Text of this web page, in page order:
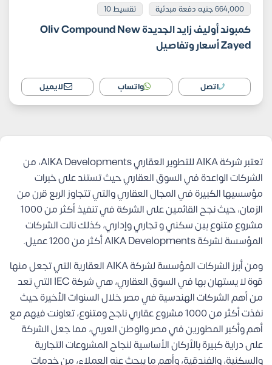
664,000 جنيه دفعة مبدئية تقسيط 10
كمبوند أوليف زايد الجديدة Oliv Compound New
Zayed أسعار وتفاصيل
اتصل واتساب الايميل
تعتبر شركة AIKA للتطوير العقاري AIKA Developments، من
الشركات الواعدة في السوق العقاري حيث تستند على خبرات
مؤسسيها الكبيرة في المجال العقاري والتي تتجاوز الربع قرن من
الزمان، حيث نجح القائمين على الشركة في تنفيذ أكثر من 1000
مشروع متنوع بين سكني و تجاري وإداري، كذلك نالت الشركات
المؤسسة لشركة AIKA Developments أكثر من 1200 عميل.
ومن أبرز الشركات المؤسسة لشركة AIKA العقارية التي تجعل منها
قوة لا يستهان بها في السوق العقاري، هي شركة IEC التي تعد
من أهم الشركات الهندسية في مصر خلال السنوات الأخيرة حيث
نفذت أكثر من 1000 مشروع عقاري ناجح ومتنوع، تعاونت فيهم مع
أهم وأكبر المطورين في مصر والوطن العربي، مما جعل الشركة
على دراية كبيرة بالأركان الأساسية لنجاح المشروعات التجارية
والسكنية، والفندقية، وأهم ما يبحث عنه العملاء، من خدمات